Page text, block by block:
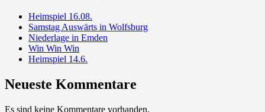
Heimspiel 16.08.
Samstag Auswärts in Wolfsburg
Niederlage in Emden
Win Win Win
Heimspiel 14.6.
Neueste Kommentare
Es sind keine Kommentare vorhanden.